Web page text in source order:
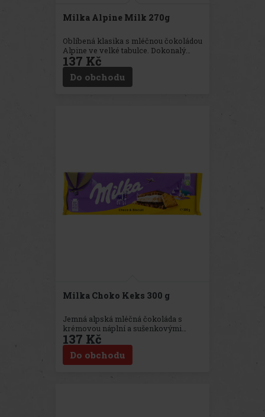
Milka Alpine Milk 270g
Oblíbená klasika s mléčnou čokoládou
Alpine ve velké tabulce. Dokonalý
způsob, jak si vychutnat
nezaměnitelnou jemnou chuť čokolády
Milka.
137 Kč
Do obchodu
Milka Choko Keks 300 g
Jemná alpská mléčná čokoláda s
krémovou náplní a sušenkovými
vrstvami. Ideální pro sdílení nebo jako
malý dárek.
137 Kč
Do obchodu